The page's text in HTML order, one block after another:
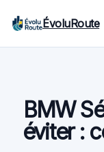
ÉvoluRoute
BMW
éviter :